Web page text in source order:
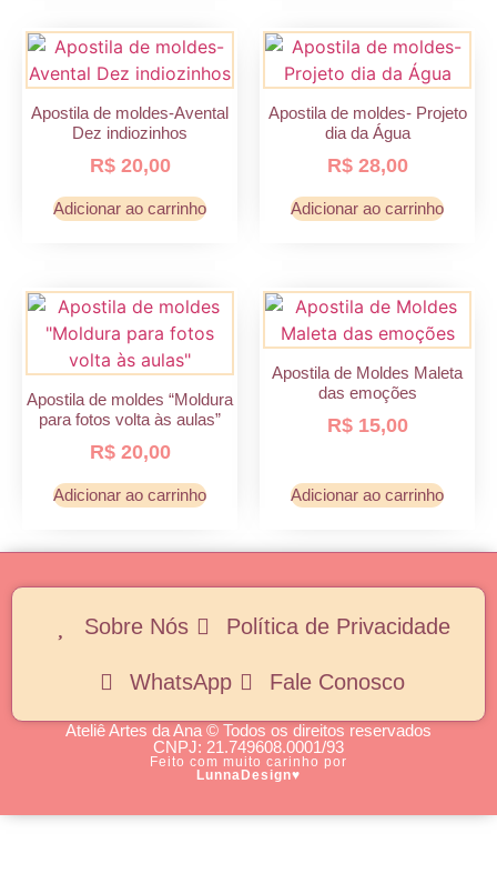
Apostila de moldes-Avental
Dez indiozinhos
R$20,00
Adicionar ao carrinho
Apostila de moldes- Projeto
dia da Água
R$28,00
Adicionar ao carrinho
Apostila de moldes “Moldura
para fotos volta às aulas”
R$20,00
Adicionar ao carrinho
Apostila de Moldes Maleta
das emoções
R$15,00
Adicionar ao carrinho
Sobre Nós Política de Privacidade
WhatsApp Fale Conosco
Ateliê Artes da Ana © Todos os direitos reservados
CNPJ: 21.749608.0001/93
Feito com muito carinho por
LunnaDesign♥